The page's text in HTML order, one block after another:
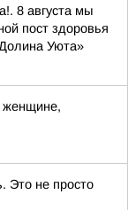
8 августа мы
пост здоровья
Уюта»
женщине,
Это не просто